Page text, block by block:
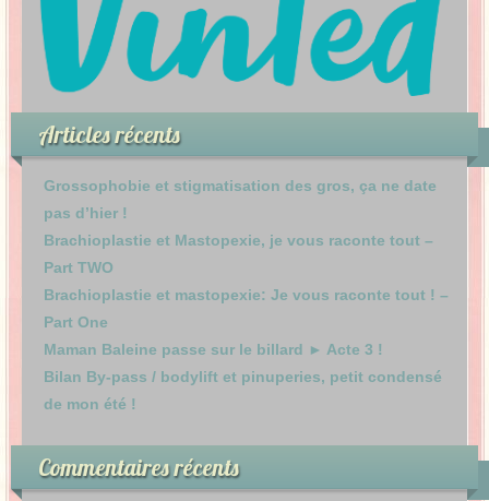
Articles récents
Grossophobie et stigmatisation des gros, ça ne date
pas d’hier !
Brachioplastie et Mastopexie, je vous raconte tout –
Part TWO
Brachioplastie et mastopexie: Je vous raconte tout ! –
Part One
Maman Baleine passe sur le billard ► Acte 3 !
Bilan By-pass / bodylift et pinuperies, petit condensé
de mon été !
Commentaires récents